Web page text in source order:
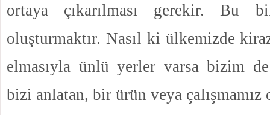
ortaya çıkarılması gerekir. Bu
oluşturmaktır. Nasıl ki ülkemizde
elmasıyla ünlü yerler varsa bizim
bizi anlatan, bir ürün veya çalışmamız